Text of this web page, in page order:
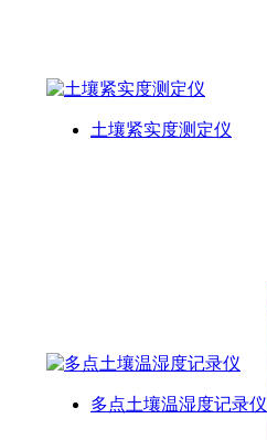
土壤紧实度测定仪
多点土壤温湿度记录仪